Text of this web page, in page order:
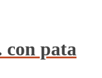
con pata